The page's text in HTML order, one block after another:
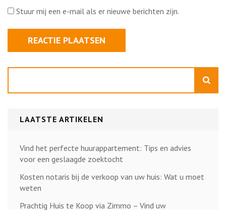
Stuur mij een e-mail als er nieuwe berichten zijn.
LAATSTE ARTIKELEN
Vind het perfecte huurappartement: Tips en advies
voor een geslaagde zoektocht
Kosten notaris bij de verkoop van uw huis: Wat u moet
weten
Prachtig Huis te Koop via Zimmo – Vind uw